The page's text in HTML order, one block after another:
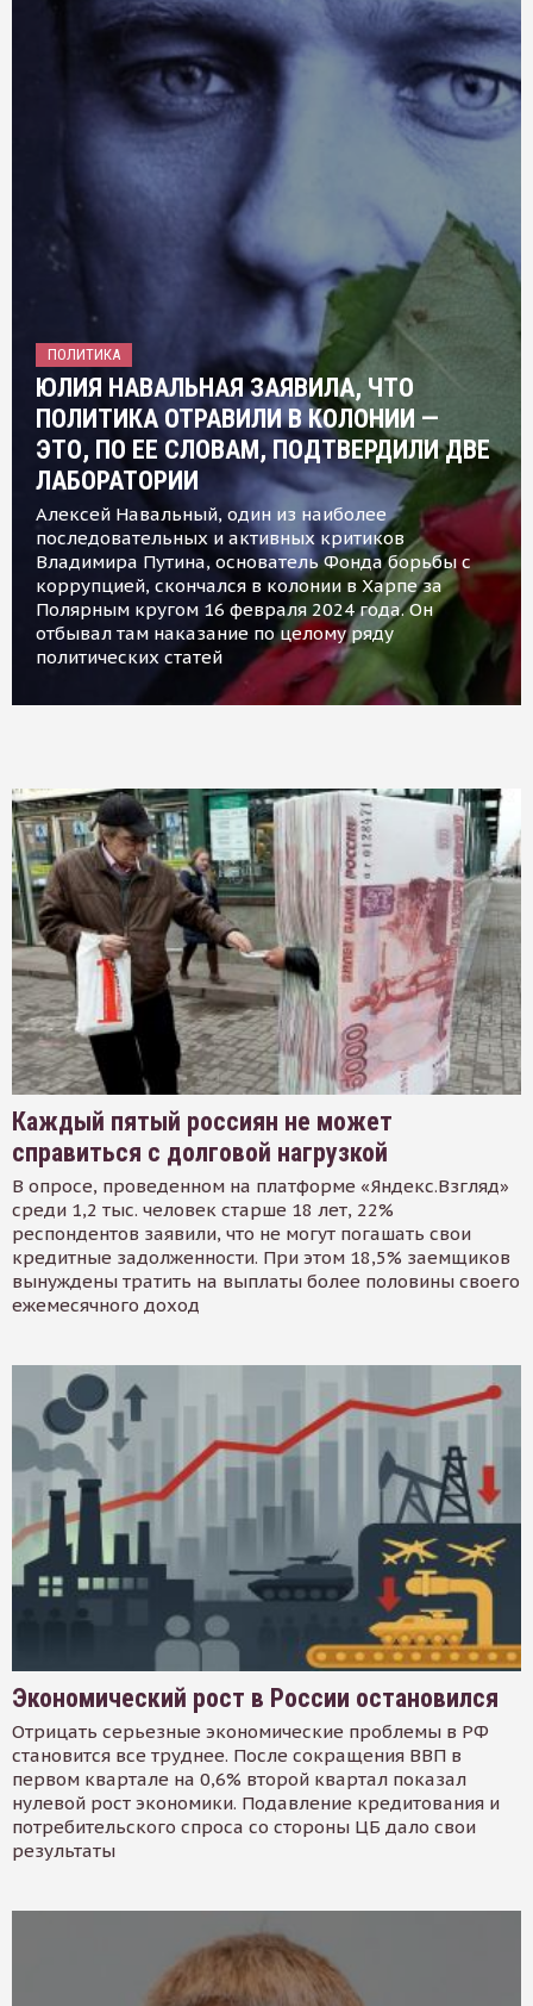
ПОЛИТИКА
ЮЛИЯ НАВАЛЬНАЯ ЗАЯВИЛА, ЧТО
ПОЛИТИКА ОТРАВИЛИ В КОЛОНИИ —
ЭТО, ПО ЕЕ СЛОВАМ, ПОДТВЕРДИЛИ ДВЕ
ЛАБОРАТОРИИ
Алексей Навальный, один из наиболее
последовательных и активных критиков
Владимира Путина, основатель Фонда борьбы с
коррупцией, скончался в колонии в Харпе за
Полярным кругом 16 февраля 2024 года. Он
отбывал там наказание по целому ряду
политических статей
Каждый пятый россиян не может
справиться с долговой нагрузкой
В опросе, проведенном на платформе «Яндекс.Взгляд»
среди 1,2 тыс. человек старше 18 лет, 22%
респондентов заявили, что не могут погашать свои
кредитные задолженности. При этом 18,5% заемщиков
вынуждены тратить на выплаты более половины своего
ежемесячного доход
Экономический рост в России остановился
Отрицать серьезные экономические проблемы в РФ
становится все труднее. После сокращения ВВП в
первом квартале на 0,6% второй квартал показал
нулевой рост экономики. Подавление кредитования и
потребительского спроса со стороны ЦБ дало свои
результаты